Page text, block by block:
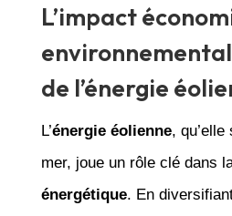
L’impact
de l’énergie
L’énergie éolienne,
mer, joue un rôle clé dans
énergétique. En